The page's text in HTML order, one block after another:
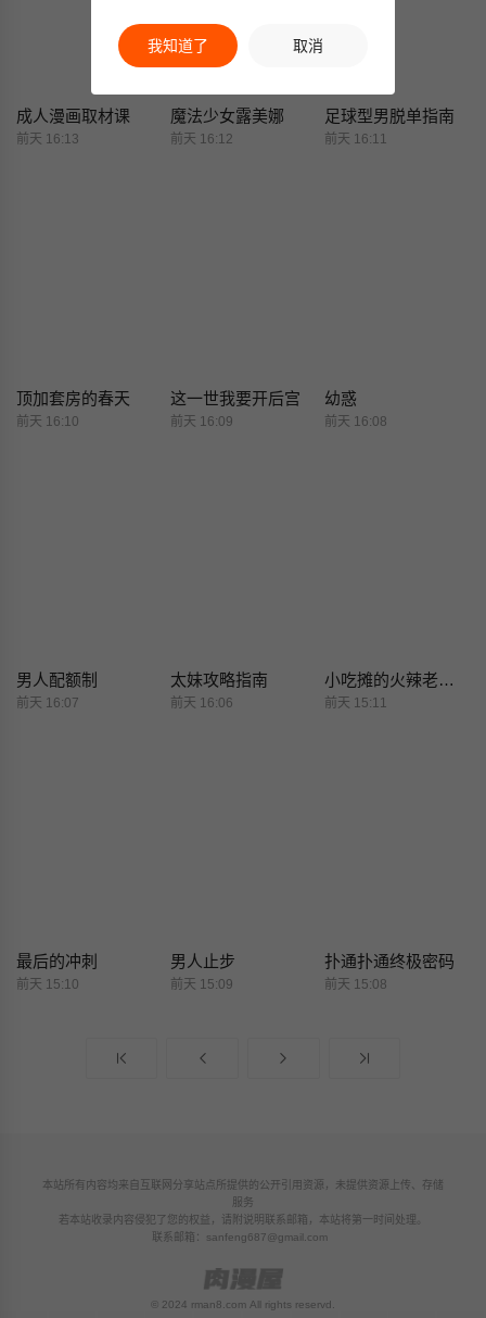
成人漫画取材课
前天 16:13
魔法少女露美娜
前天 16:12
足球型男脱单指南
前天 16:11
顶加套房的春天
前天 16:10
这一世我要开后宫
前天 16:09
幼惑
前天 16:08
男人配额制
前天 16:07
太妹攻略指南
前天 16:06
小吃摊的火辣老闆娘
前天 15:11
最后的冲刺
前天 15:10
男人止步
前天 15:09
扑通扑通终极密码
前天 15:08
本站所有内容均来自互联网分享站点所提供的公开引用资源，未提供资源上传、存储
服务
若本站收录内容侵犯了您的权益，请附说明联系邮箱，本站将第一时间处理。
联系邮箱： sanfeng687@gmail.com
© 2024 rman8.com All rights reservd.
我知道了 取消